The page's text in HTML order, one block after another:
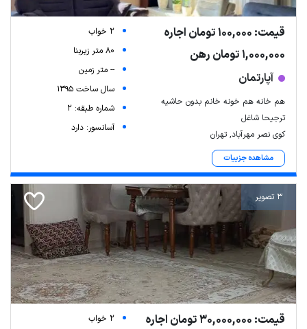
قیمت: 100,000 تومان اجاره
1,000,000 تومان رهن
آپارتمان
هم خانه هم خونه خانم بدون حاشیه
ترجیحا شاغل
کوی نصر مهرآباد, تهران
مشاهده جزییات
2 خواب
80 متر زیربنا
-- متر زمین
سال ساخت 1395
شماره طبقه: 2
آسانسور: دارد
3 تصویر
قیمت: 30,000,000 تومان اجاره
2 خواب